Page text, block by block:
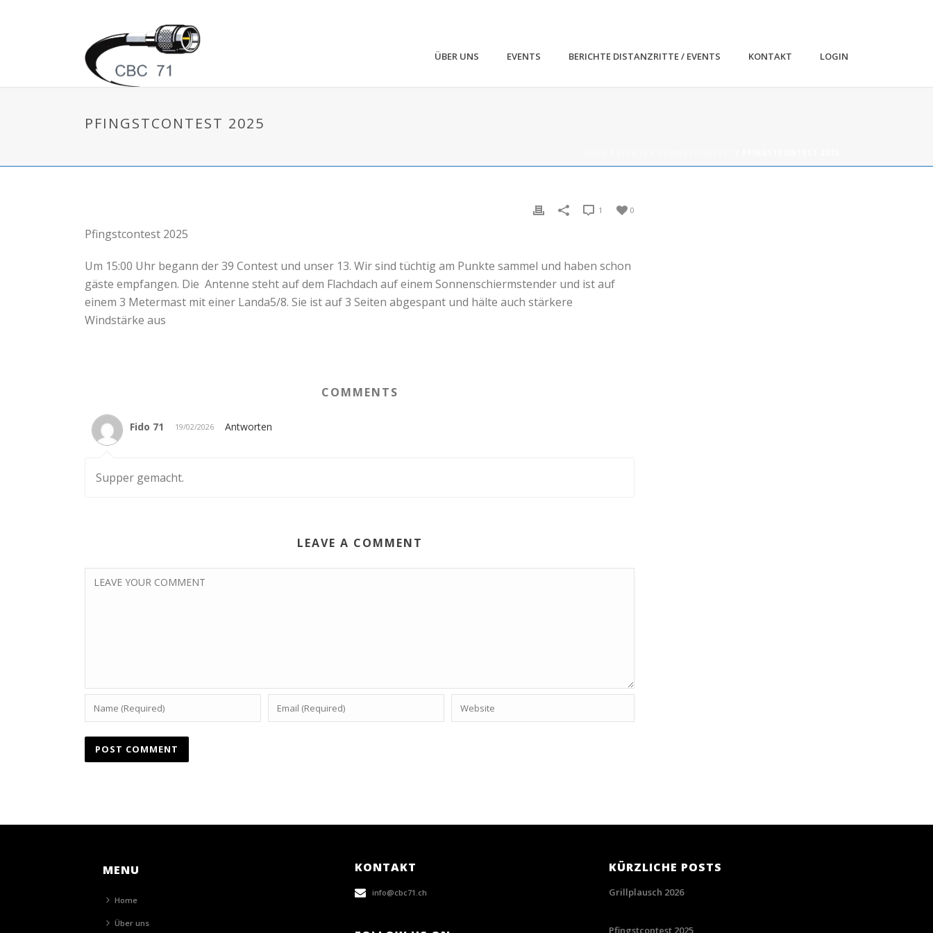
ÜBER UNS EVENTS BERICHTE DISTANZRITTE / EVENTS KONTAKT LOGIN
PFINGSTCONTEST 2025
0
1
Pfingstcontest 2025
Um 15:00 Uhr begann der 39 Contest und unser 13. Wir sind tüchtig am Punkte sammel und haben schon
gäste empfangen. Die Antenne steht auf dem Flachdach auf einem Sonnenschiermstender und ist auf
einem 3 Metermast mit einer Landa5/8. Sie ist auf 3 Seiten abgespant und hälte auch stärkere
Windstärke aus
COMMENTS
Fido 71 19/02/2026 Antworten
Supper gemacht.
LEAVE A COMMENT
MENU
Home
Über uns
KONTAKT
info@cbc71.ch
KÜRZLICHE POSTS
Grillplausch 2026
Pfingstcontest 2025